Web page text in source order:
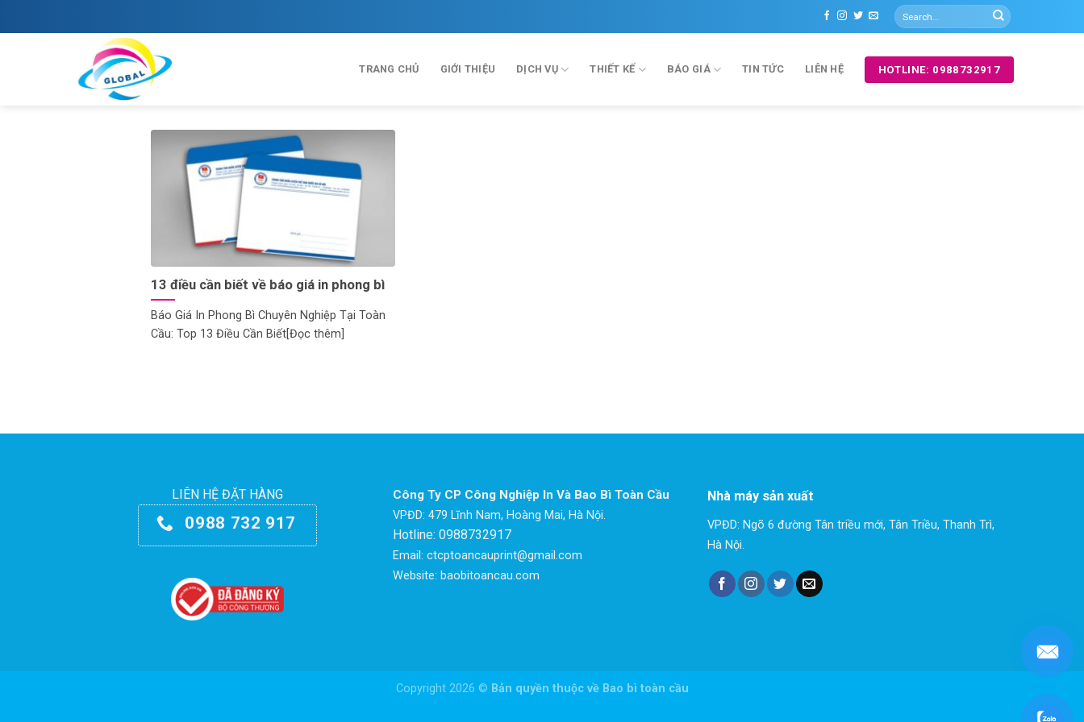
to
TRANG CHỦ GIỚI THIỆU DỊCH VỤ THIẾT KẾ BÁO GIÁ TIN TỨC LIÊN HỆ HOTLINE: 0988732917
13 điều cần biết về báo giá in phong bì
Báo Giá In Phong Bì Chuyên Nghiệp Tại Toàn
Cầu: Top 13 Điều Cần Biết[Đọc thêm]
LIÊN HỆ ĐẶT HÀNG
0988 732 917
Công Ty CP Công Nghiệp In Và Bao Bì Toàn Cầu
VPĐD: 479 Lĩnh Nam, Hoàng Mai, Hà Nội.
Hotline: 0988732917
Email: ctcptoancauprint@gmail.com
Website: baobitoancau.com
Nhà máy sản xuất
VPĐD: Ngõ 6 đường Tân triều mới, Tân Triều, Thanh Trì,
Hà Nội.
Copyright 2026 © Bản quyền thuộc về Bao bì toàn cầu